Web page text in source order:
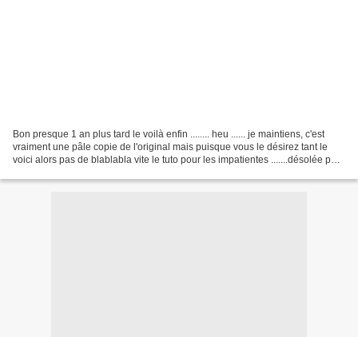
Bon presque 1 an plus tard le voilà enfin ........ heu ...... je maintiens, c'est
vraiment une pâle copie de l'original mais puisque vous le désirez tant le
voici alors pas de blablabla vite le tuto pour les impatientes .......désolée pas